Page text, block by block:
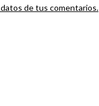
de tus comentarios.